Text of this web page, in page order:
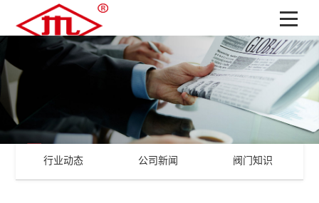
行业动态 公司新闻 阀门知识